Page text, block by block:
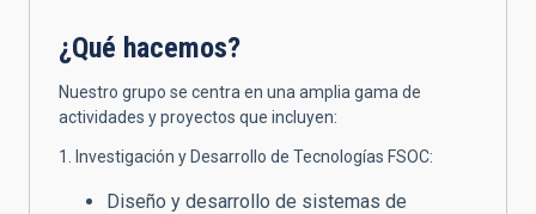
¿Qué hacemos?
Nuestro grupo se centra en una amplia gama de
actividades y proyectos que incluyen:
1. Investigación y Desarrollo de Tecnologías FSOC:
Diseño y desarrollo de sistemas de